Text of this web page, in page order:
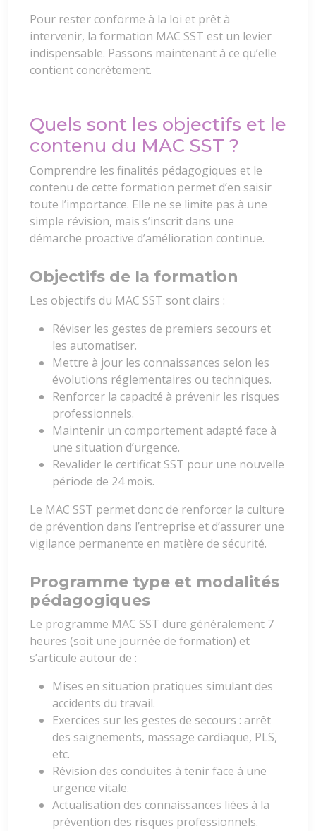
Pour rester conforme à la loi et prêt à
intervenir, la formation MAC SST est un levier
indispensable. Passons maintenant à ce qu’elle
contient concrètement.
Quels sont les objectifs et le
contenu du MAC SST ?
Comprendre les finalités pédagogiques et le
contenu de cette formation permet d’en saisir
toute l’importance. Elle ne se limite pas à une
simple révision, mais s’inscrit dans une
démarche proactive d’amélioration continue.
Objectifs de la formation
Les objectifs du MAC SST sont clairs :
Réviser les gestes de premiers secours et
les automatiser.
Mettre à jour les connaissances selon les
évolutions réglementaires ou techniques.
Renforcer la capacité à prévenir les risques
professionnels.
Maintenir un comportement adapté face à
une situation d’urgence.
Revalider le certificat SST pour une nouvelle
période de 24 mois.
Le MAC SST permet donc de renforcer la culture
de prévention dans l’entreprise et d’assurer une
vigilance permanente en matière de sécurité.
Programme type et modalités
pédagogiques
Le programme MAC SST dure généralement 7
heures (soit une journée de formation) et
s’articule autour de :
Mises en situation pratiques simulant des
accidents du travail.
Exercices sur les gestes de secours : arrêt
des saignements, massage cardiaque, PLS,
etc.
Révision des conduites à tenir face à une
urgence vitale.
Actualisation des connaissances liées à la
prévention des risques professionnels.